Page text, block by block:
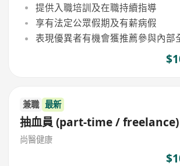
提供入職培訓及在職持續指導
享有法定公眾假期及有薪病假
表現優異者有機會獲推薦參與內部
兼職 最新
抽血員 (part-time / freelance)
尚醫健康